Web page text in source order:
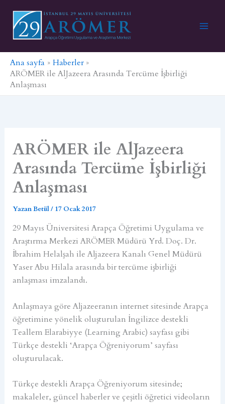
Ana sayfa
Haberler
ARÖMER ile AlJazeera Arasında Tercüme İşbirliği
Anlaşması
ARÖMER ile AlJazeera
Arasında Tercüme İşbirliği
Anlaşması
YazanBetül/ 17 Ocak 2017
29 Mayıs Üniversitesi Arapça Öğretimi Uygulama ve
Araştırma Merkezi ARÖMER Müdürü Yrd. Doç. Dr.
İbrahim Helalşah ile Aljazeera Kanalı Genel Müdürü
Yaser Abu Hilala arasında bir tercüme işbirliği
anlaşması imzalandı.
Anlaşmaya göre Aljazeeranın internet sitesinde Arapça
öğretimine yönelik oluşturulan İngilizce destekli
Teallem Elarabiyye (Learning Arabic) sayfası gibi
Türkçe destekli ‘Arapça Öğreniyorum’ sayfası
oluşturulacak.
Türkçe destekli Arapça Öğreniyorum sitesinde;
makaleler, güncel haberler ve çeşitli öğretici videoların